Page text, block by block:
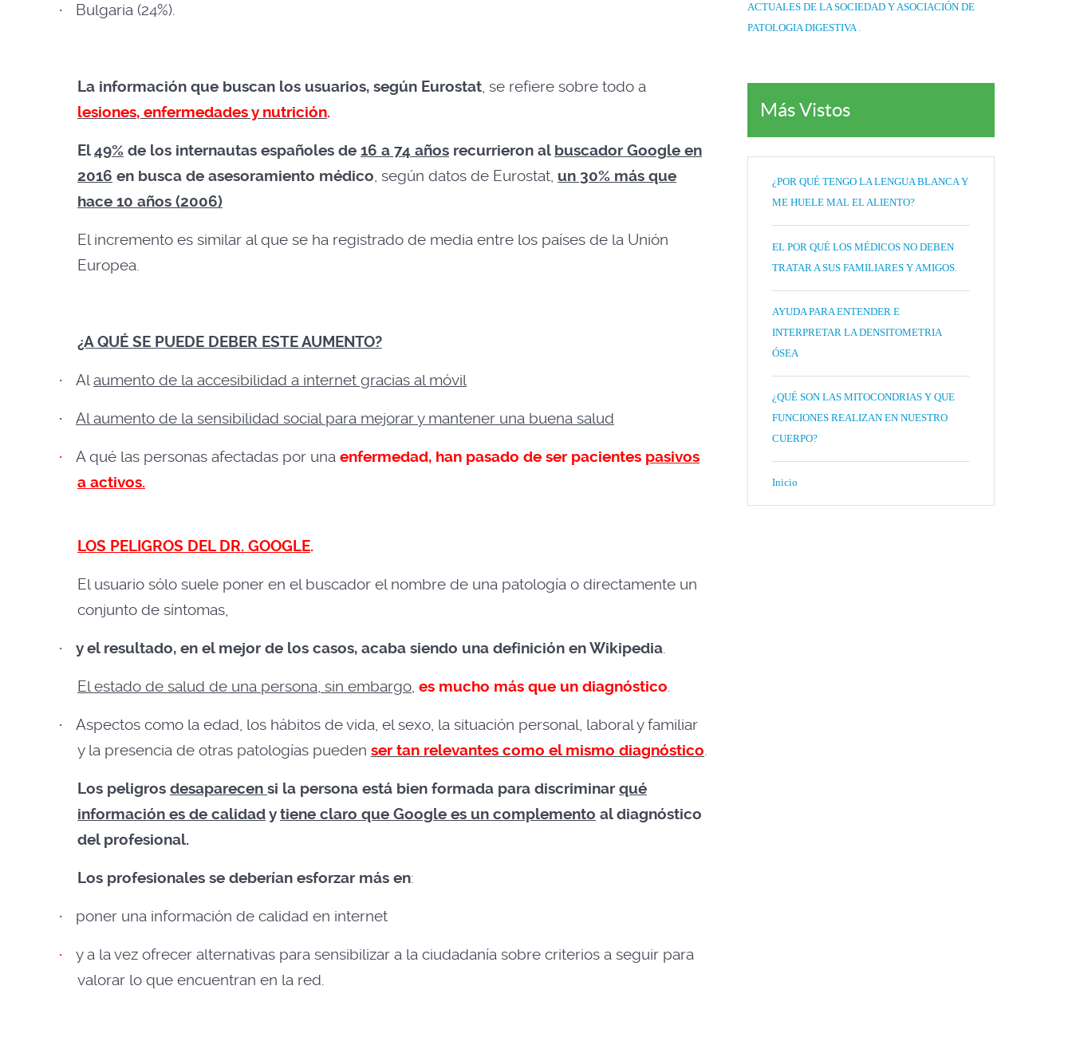
· Bulgaria (24%).
La información que buscan los usuarios, según Eurostat, se refiere sobre todo a
lesiones, enfermedades y nutrición.
El49% de los internautas españoles de 16 a 74 años recurrieron al buscador Google en
2016 en busca de asesoramiento médico, según datos de Eurostat, un 30% más que
hace 10 años (2006)
El incremento es similar al que se ha registrado de media entre los países de la Unión
Europea.
¿A QUÉ SE PUEDE DEBER ESTE AUMENTO?
· Alaumento de la accesibilidad a internet gracias al móvil
· Al aumento de la sensibilidad social para mejorar y mantener una buena salud
· A qué las personas afectadas por una enfermedad, han pasado de ser pacientes pasivos
a activos.
LOS PELIGROS DEL DR. GOOGLE.
El usuario sólo suele poner en el buscador el nombre de una patología o directamente un
conjunto de síntomas,
· y el resultado, en el mejor de los casos, acaba siendo una definición en Wikipedia.
El estado de salud de una persona, sin embargo, es mucho más que un diagnóstico.
·
Aspectos como la edad, los hábitos de vida, el sexo, la situación personal, laboral y familiar
y la presencia de otras patologías pueden ser tan relevantes como el mismo diagnóstico.
Los peligros desaparecen si la persona está bien formada para discriminar qué
información es de calidadytiene claro que Google es un complemento al diagnóstico
del profesional.
Los profesionales se deberían esforzar más en:
· poner una información de calidad en internet
·
y a la vez ofrecer alternativas para sensibilizar a la ciudadanía sobre criterios a seguir para
valorar lo que encuentran en la red.
ACTUALES DE LA SOCIEDAD Y ASOCIACIÓN DE
PATOLOGIA DIGESTIVA .
Más Vistos
¿POR QUÉ TENGO LA LENGUA BLANCA Y
ME HUELE MAL EL ALIENTO?
EL POR QUÉ LOS MÉDICOS NO DEBEN
TRATAR A SUS FAMILIARES Y AMIGOS.
AYUDA PARA ENTENDER E
INTERPRETAR LA DENSITOMETRIA
ÓSEA
¿QUÉ SON LAS MITOCONDRIAS Y QUE
FUNCIONES REALIZAN EN NUESTRO
CUERPO?
Inicio